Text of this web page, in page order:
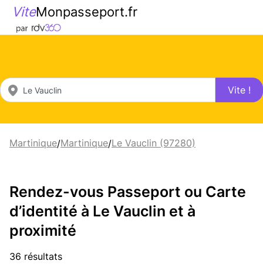
ViteMonpasseport.fr
Vite !
Martinique/Martinique/Le Vauclin (97280)
Rendez-vous Passeport ou Carte
d’identité à Le Vauclin et à
proximité
36 résultats